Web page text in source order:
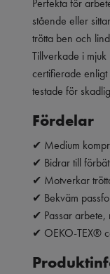
Perfekta för
stående eller
trötta ben och
Tillverkade i
certifierade enligt
testade för
Fördelar
✔ Medium
✔ Bidrar till
✔ Motverkar
✔ Bekväm
✔ Passar
✔ OEKO-TEX®